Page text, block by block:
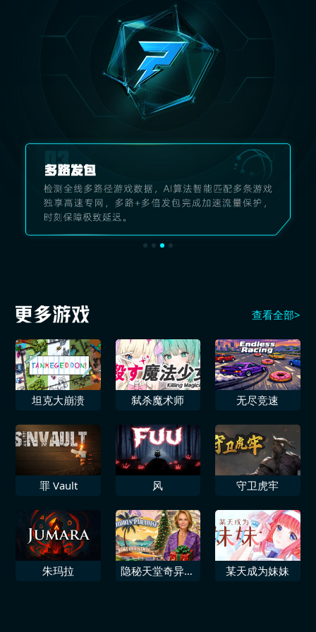
查看全部>
坦克大崩溃 弑杀魔术师 无尽竞速
罪 Vault 风 守卫虎牢
朱玛拉
隐秘天堂奇异果
某天成为妹妹